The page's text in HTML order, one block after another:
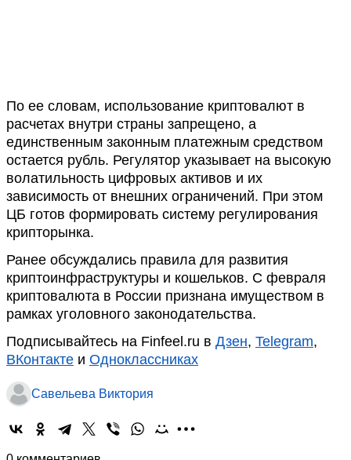
По ее словам, использование криптовалют в
расчетах внутри страны запрещено, а
единственным законным платежным средством
остается рубль. Регулятор указывает на высокую
волатильность цифровых активов и их
зависимость от внешних ограничений. При этом
ЦБ готов формировать систему регулирования
крипторынка.
Ранее обсуждались правила для развития
криптоинфраструктуры и кошельков. С февраля
криптовалюта в России признана имуществом в
рамках уголовного законодательства.
Подписывайтесь на Finfeel.ru в Дзен, Telegram,
ВКонтакте и Одноклассниках
Савельева Виктория